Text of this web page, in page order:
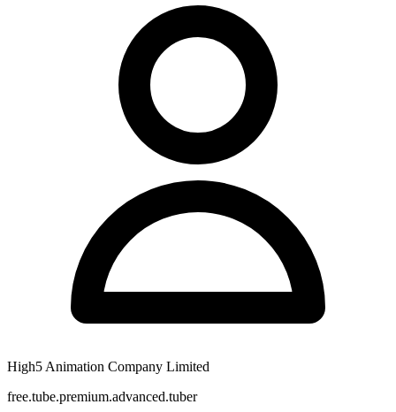
High5 Animation Company Limited
free.tube.premium.advanced.tuber